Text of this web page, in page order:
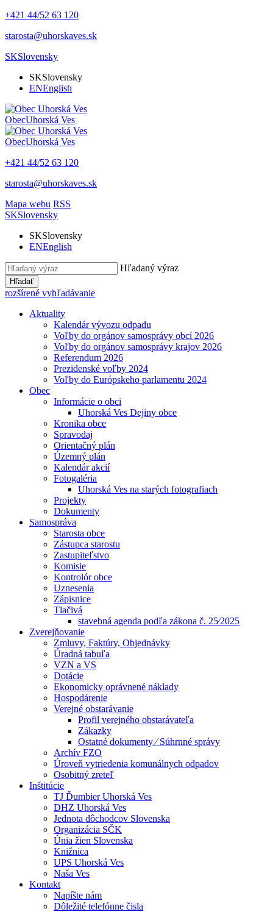
+421 44/52 63 120
starosta@uhorskaves.sk
SKSlovensky
SKSlovensky
ENEnglish
ObecUhorská Ves
ObecUhorská Ves
+421 44/52 63 120
starosta@uhorskaves.sk
Mapa webu RSS
SKSlovensky
SKSlovensky
ENEnglish
Hľadaný výraz
Hľadať
rozšírené vyhľadávanie
Aktuality
Kalendár vývozu odpadu
Voľby do orgánov samosprávy obcí 2026
Voľby do orgánov samosprávy krajov 2026
Referendum 2026
Prezidenské voľby 2024
Voľby do Európskeho parlamentu 2024
Obec
Informácie o obci
Uhorská Ves Dejiny obce
Kronika obce
Spravodaj
Orientačný plán
Územný plán
Kalendár akcií
Fotogaléria
Uhorská Ves na starých fotografiach
Projekty
Dokumenty
Samospráva
Starosta obce
Zástupca starostu
Zastupiteľstvo
Komisie
Kontrolór obce
Uznesenia
Zápisnice
Tlačivá
stavebná agenda podľa zákona č. 25⁄2025
Zverejňovanie
Zmluvy, Faktúry, Objednávky
Úradná tabuľa
VZN a VS
Dotácie
Ekonomicky oprávnené náklady
Hospodárenie
Verejné obstarávanie
Profil verejného obstarávateľa
Zákazky
Ostatné dokumenty ⁄ Súhrnné správy
Archív FZO
Úroveň vytriedenia komunálnych odpadov
Osobitný zreteľ
Inštitúcie
TJ Ďumbier Uhorská Ves
DHZ Uhorská Ves
Jednota dôchodcov Slovenska
Organizácia SČK
Únia žien Slovenska
Knižnica
UPS Uhorská Ves
Naša Ves
Kontakt
Napíšte nám
Dôležité telefónne čisla